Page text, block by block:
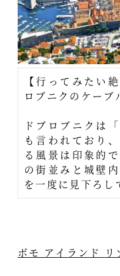
【行ってみたい
ロブニクのケーブ
ドブロブニクは
も言われており
る風景は印象的
の街並みと城壁
を一度に見下ろし
ボモ アイランド リ